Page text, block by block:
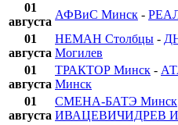
01
августа
АФВиС Минск -
01
августа
НЕМАН Столбцы -
Могилев
01
августа
ТРАКТОР Минск -
Минск
01
августа
СМЕНА-БАТЭ Минск
ИВАЦЕВИЧИДРЕВ